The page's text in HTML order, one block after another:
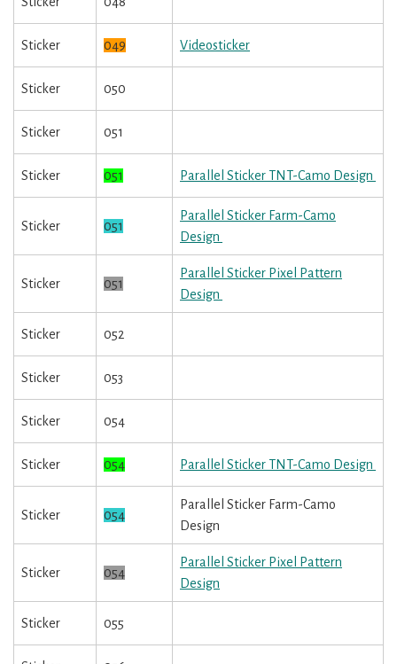
Sticker 049 Videosticker
Sticker 050
Sticker 051
Sticker 051 Parallel Sticker TNT-Camo Design
Sticker 051
Parallel Sticker Farm-Camo
Design
Sticker 051
Parallel Sticker Pixel Pattern
Design
Sticker 052
Sticker 053
Sticker 054
Sticker 054 Parallel Sticker TNT-Camo Design
Sticker 054
Parallel Sticker Farm-Camo
Design
Sticker 054
Parallel Sticker Pixel Pattern
Design
Sticker 055